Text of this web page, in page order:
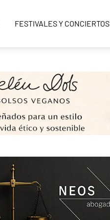
FESTIVALES Y CONCIERTOS